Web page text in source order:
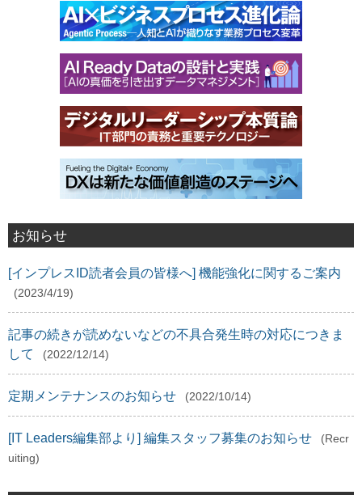
お知らせ
[インプレスID読者会員の皆様へ] 機能強化に関するご案内
(2023/4/19)
記事の続きが読めないなどの不具合発生時の対応につきま
して
(2022/12/14)
定期メンテナンスのお知らせ (2022/10/14)
[IT Leaders編集部より] 編集スタッフ募集のお知らせ
(Recr
uiting)